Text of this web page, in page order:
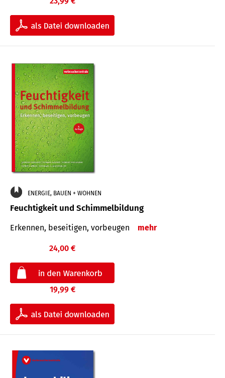
ENERGIE, BAUEN + WOHNEN
Feuchtigkeit und Schimmelbildung
Erkennen, beseitigen, vorbeugen mehr
24,00 €
19,99 €